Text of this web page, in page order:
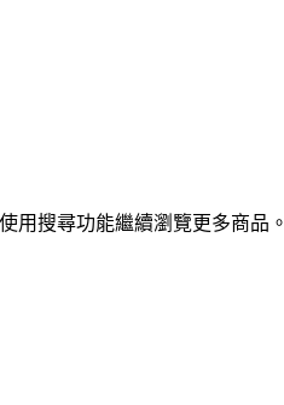
用搜尋功能繼續瀏覽更多商品。